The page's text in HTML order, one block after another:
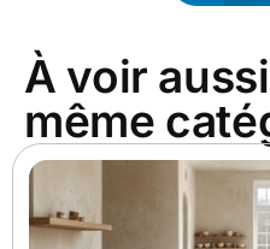
À voir
même